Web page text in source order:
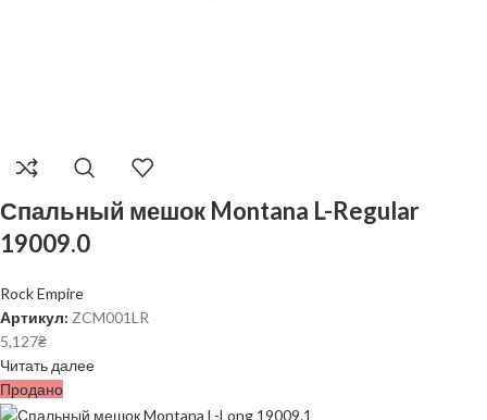
Спальный мешок Montana L-Regular
19009.0
Rock Empire
Артикул: ZCM001LR
5,127₴
Читать далее
Продано